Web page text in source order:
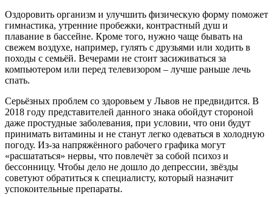
Оздоровить организм и улучшить физическую форму поможет
гимнастика, утренние пробежки, контрастный душ и
плавание в бассейне. Кроме того, нужно чаще бывать на
свежем воздухе, например, гулять с друзьями или ходить в
походы с семьёй. Вечерами не стоит засиживаться за
компьютером или перед телевизором – лучше раньше лечь
спать.
Серьёзных проблем со здоровьем у Львов не предвидится. В
2018 году представителей данного знака обойдут стороной
даже простудные заболевания, при условии, что они будут
принимать витамины и не станут легко одеваться в холодную
погоду. Из-за напряжённого рабочего графика могут
«расшататься» нервы, что повлечёт за собой психоз и
бессонницу. Чтобы дело не дошло до депрессии, звёзды
советуют обратиться к специалисту, который назначит
успокоительные препараты.